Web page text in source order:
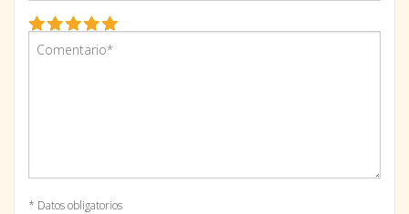
* Datos obligatorios